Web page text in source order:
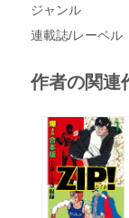
ジャンル
連載誌/レーベル
作者の関連